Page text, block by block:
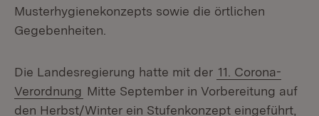
Musterhygienekonzepts sowie die örtlichen
Gegebenheiten.
Die Landesregierung hatte mit der 11. Corona-
Verordnung Mitte September in Vorbereitung auf
den Herbst/Winter ein Stufenkonzept eingeführt,